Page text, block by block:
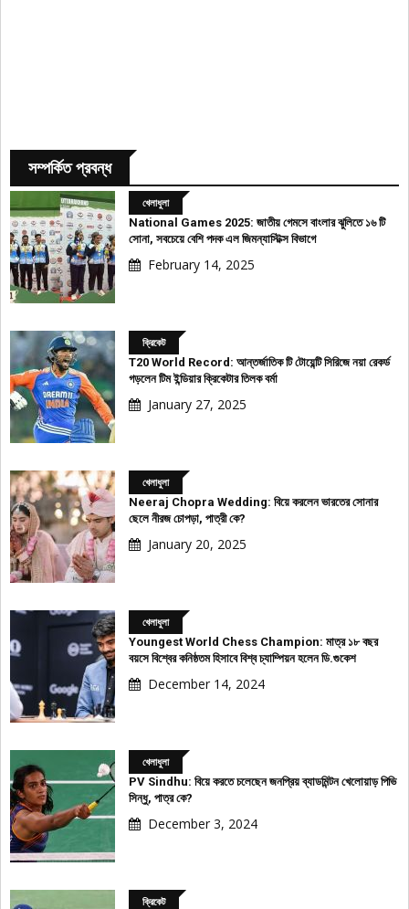
সম্পর্কিত প্রবন্ধ
খেলাধুলা
National Games 2025: জাতীয় গেমসে বাংলার ঝুলিতে ১৬ টি
সোনা, সবচেয়ে বেশি পদক এল জিমন্যাস্টিক্স বিভাগে
February 14, 2025
ক্রিকেট
T20 World Record: আন্তর্জাতিক টি টোয়েন্টি সিরিজে নয়া রেকর্ড
গড়লেন টিম ইন্ডিয়ার ক্রিকেটার তিলক বর্মা
January 27, 2025
খেলাধুলা
Neeraj Chopra Wedding: বিয়ে করলেন ভারতের সোনার
ছেলে নীরজ চোপড়া, পাত্রী কে?
January 20, 2025
খেলাধুলা
Youngest World Chess Champion: মাত্র ১৮ বছর
বয়সে বিশ্বের কনিষ্ঠতম হিসাবে বিশ্ব চ্যাম্পিয়ন হলেন ডি.গুকেশ
December 14, 2024
খেলাধুলা
PV Sindhu: বিয়ে করতে চলেছেন জনপ্রিয় ব্যাডমিন্টন খেলোয়াড় পিভি
সিন্ধু, পাত্র কে?
December 3, 2024
ক্রিকেট